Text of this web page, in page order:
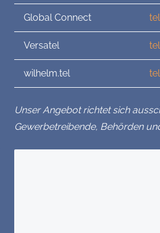
Global Connect
Versatel
wilhelm.tel
Unser Angebot richtet sich
Gewerbetreibende, Behörden